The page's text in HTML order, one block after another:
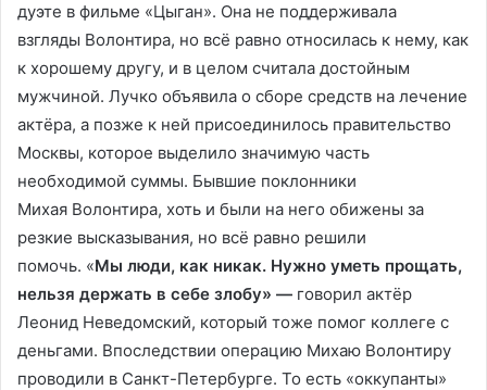
дуэте в фильме «Цыган». Она не поддерживала
взгляды Волонтира, но всё равно относилась к нему, как
к хорошему другу, и в целом считала достойным
мужчиной. Лучко объявила о сборе средств на лечение
актёра, а позже к ней присоединилось правительство
Москвы, которое выделило значимую часть
необходимой суммы. Бывшие поклонники
Михая Волонтира, хоть и были на него обижены за
резкие высказывания, но всё равно решили
помочь. «Мы люди, как никак. Нужно уметь прощать,
нельзя держать в себе злобу» — говорил актёр
Леонид Неведомский, который тоже помог коллеге с
деньгами. Впоследствии операцию Михаю Волонтиру
проводили в Санкт-Петербурге. То есть «оккупанты»